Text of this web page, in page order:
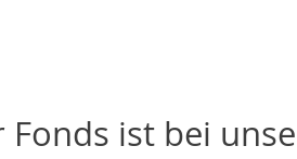
Fonds ist bei